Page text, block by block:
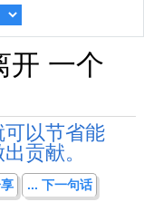
开 一个
以节省能
贡献。
... 下一句话